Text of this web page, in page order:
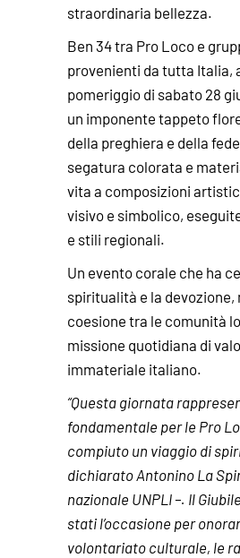
straordinaria bellezza.
Ben 34 tra Pro Loco e
provenienti da tutta Italia,
pomeriggio di sabato 28
un imponente tappeto
della preghiera e della
segatura colorata e
vita a composizioni
visivo e simbolico,
e stili regionali.
Un evento corale che ha
spiritualità e la devozione,
coesione tra le comunità
missione quotidiana di
immateriale italiano.
“Questa giornata
fondamentale per le Pro
compiuto un viaggio di
dichiarato Antonino La
nazionale UNPLI –. Il
stati l’occasione per
volontariato culturale, le